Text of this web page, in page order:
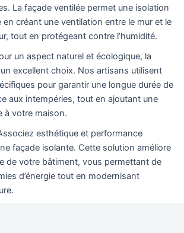
La façade ventilée permet une isolation
créant une ventilation entre le mur et le
tout en protégeant contre l’humidité.
un aspect naturel et écologique, la
excellent choix. Nos artisans utilisent
pour garantir une longue durée de
aux intempéries, tout en ajoutant une
à votre maison.
esthétique et performance
façade isolante. Cette solution améliore
de votre bâtiment, vous permettant de
d’énergie tout en modernisant